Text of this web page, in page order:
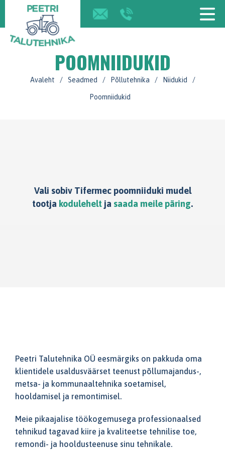
POOMNIIDUKID
Avaleht / Seadmed / Põllutehnika / Niidukid /
Poomniidukid
Vali sobiv Tifermec poomniiduki mudel
tootja kodulehelt ja saada meile päring.
Peetri Talutehnika OÜ eesmärgiks on pakkuda oma
klientidele usaldusväärset teenust põllumajandus-,
metsa- ja kommunaaltehnika soetamisel,
hooldamisel ja remontimisel.
Meie pikaajalise töökogemusega professionaalsed
tehnikud tagavad kiire ja kvaliteetse tehnilise toe,
remondi- ja hooldusteenuse sinu tehnikale.